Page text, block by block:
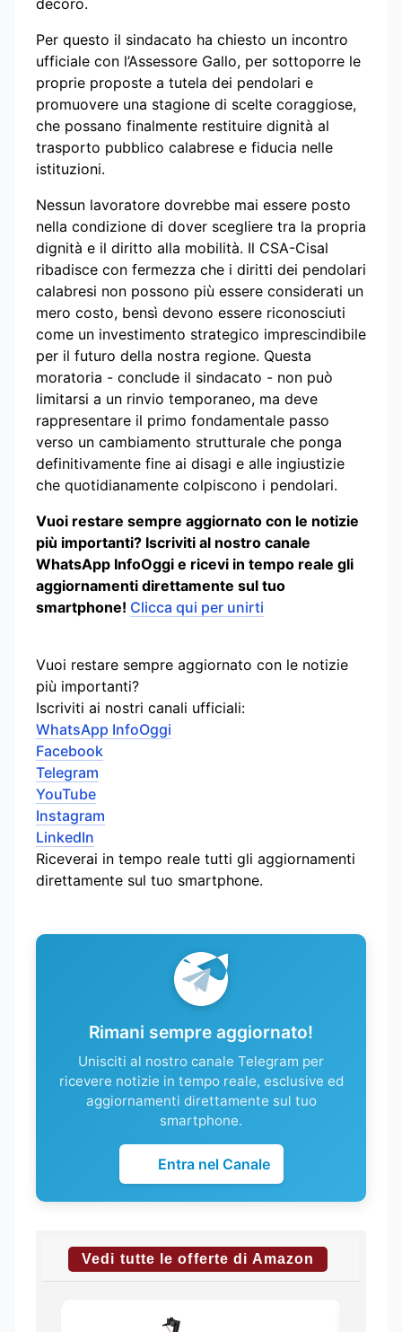
decoro.
Per questo il sindacato ha chiesto un incontro
ufficiale con l’Assessore Gallo, per sottoporre le
proprie proposte a tutela dei pendolari e
promuovere una stagione di scelte coraggiose,
che possano finalmente restituire dignità al
trasporto pubblico calabrese e fiducia nelle
istituzioni.
Nessun lavoratore dovrebbe mai essere posto
nella condizione di dover scegliere tra la propria
dignità e il diritto alla mobilità. Il CSA-Cisal
ribadisce con fermezza che i diritti dei pendolari
calabresi non possono più essere considerati un
mero costo, bensì devono essere riconosciuti
come un investimento strategico imprescindibile
per il futuro della nostra regione. Questa
moratoria - conclude il sindacato - non può
limitarsi a un rinvio temporaneo, ma deve
rappresentare il primo fondamentale passo
verso un cambiamento strutturale che ponga
definitivamente fine ai disagi e alle ingiustizie
che quotidianamente colpiscono i pendolari.
Vuoi restare sempre aggiornato con le notizie
più importanti? Iscriviti al nostro canale
WhatsApp InfoOggi e ricevi in tempo reale gli
aggiornamenti direttamente sul tuo
smartphone! Clicca qui per unirti
Vuoi restare sempre aggiornato con le notizie
più importanti?
Iscriviti ai nostri canali ufficiali:
WhatsApp InfoOggi
Facebook
Telegram
YouTube
Instagram
LinkedIn
Riceverai in tempo reale tutti gli aggiornamenti
direttamente sul tuo smartphone.
Rimani sempre aggiornato!
Unisciti al nostro canale Telegram per
ricevere notizie in tempo reale, esclusive ed
aggiornamenti direttamente sul tuo
smartphone.
Entra nel Canale